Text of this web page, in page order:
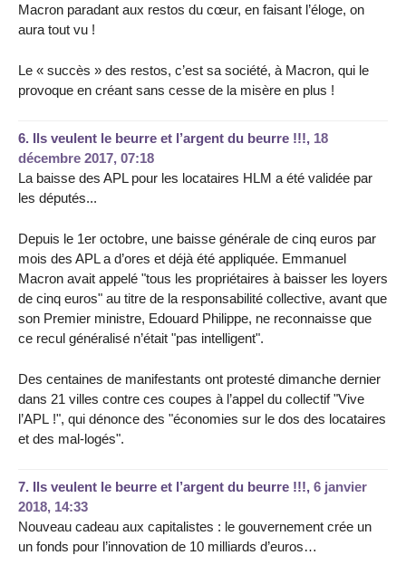
Macron paradant aux restos du cœur, en faisant l’éloge, on
aura tout vu !
Le « succès » des restos, c’est sa société, à Macron, qui le
provoque en créant sans cesse de la misère en plus !
6. Ils veulent le beurre et l’argent du beurre !!!, 18
décembre 2017, 07:18
La baisse des APL pour les locataires HLM a été validée par
les députés...
Depuis le 1er octobre, une baisse générale de cinq euros par
mois des APL a d’ores et déjà été appliquée. Emmanuel
Macron avait appelé "tous les propriétaires à baisser les loyers
de cinq euros" au titre de la responsabilité collective, avant que
son Premier ministre, Edouard Philippe, ne reconnaisse que
ce recul généralisé n’était "pas intelligent".
Des centaines de manifestants ont protesté dimanche dernier
dans 21 villes contre ces coupes à l’appel du collectif "Vive
l’APL !", qui dénonce des "économies sur le dos des locataires
et des mal-logés".
7. Ils veulent le beurre et l’argent du beurre !!!, 6 janvier
2018, 14:33
Nouveau cadeau aux capitalistes : le gouvernement crée un
un fonds pour l’innovation de 10 milliards d’euros…